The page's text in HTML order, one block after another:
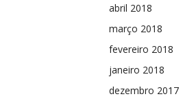
abril 2018
março 2018
fevereiro 2018
janeiro 2018
dezembro 2017